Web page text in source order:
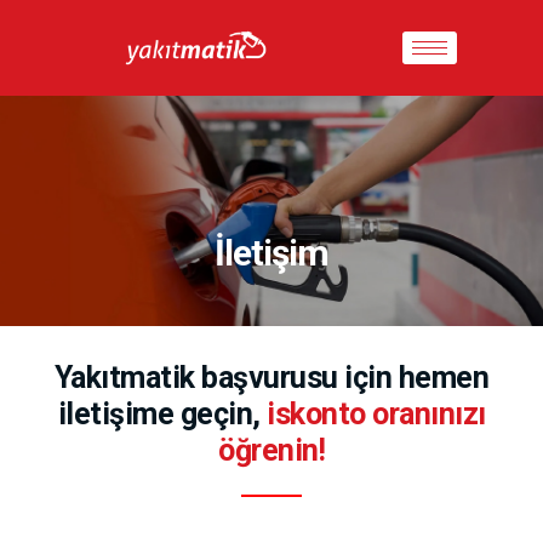
İletişim
Yakıtmatik başvurusu için hemen
iletişime geçin, iskonto oranınızı
öğrenin!